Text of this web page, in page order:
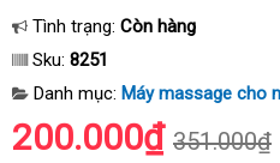
Tình trạng: Còn hàng
Sku: 8251
Danh mục: Máy massage cho
200.000₫ 351.000₫